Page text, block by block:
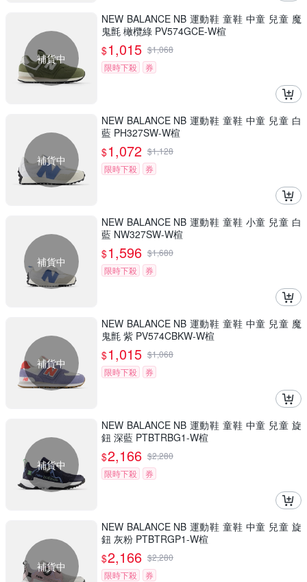
補貨中
NEW BALANCE NB 運動鞋 童鞋 中童 兒童 魔
鬼氈 橄欖綠 PV574GCE-W楦
$1,015 $1,068
限時下殺
券
補貨中
NEW BALANCE NB 運動鞋 童鞋 中童 兒童 白
藍 PH327SW-W楦
$1,072 $1,128
限時下殺
券
補貨中
NEW BALANCE NB 運動鞋 童鞋 小童 兒童 白
藍 NW327SW-W楦
$1,596 $1,680
限時下殺
券
補貨中
NEW BALANCE NB 運動鞋 童鞋 中童 兒童 魔
鬼氈 紫 PV574CBKW-W楦
$1,015 $1,068
限時下殺
券
補貨中
NEW BALANCE NB 運動鞋 童鞋 中童 兒童 旋
鈕 深藍 PTBTRBG1-W楦
$2,166 $2,280
限時下殺
券
補貨中
NEW BALANCE NB 運動鞋 童鞋 中童 兒童 旋
鈕 灰粉 PTBTRGP1-W楦
$2,166 $2,280
限時下殺
券